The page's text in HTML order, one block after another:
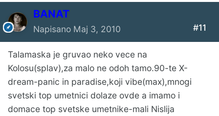
BANAT
Napisano Maj 3, 2010 #11
Talamaska je gruvao neko vece na
Kolosu(splav),za malo ne odoh tamo.90-te X-
dream-panic in paradise,koji vibe(max),mnogi
svetski top umetnici dolaze ovde a imamo i
domace top svetske umetnike-mali Nislija